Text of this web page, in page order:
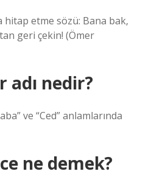
hitap etme sözü: Bana bak,
geri çekin! (Ömer
adı nedir?
ve “Ced” anlamlarında
ne demek?